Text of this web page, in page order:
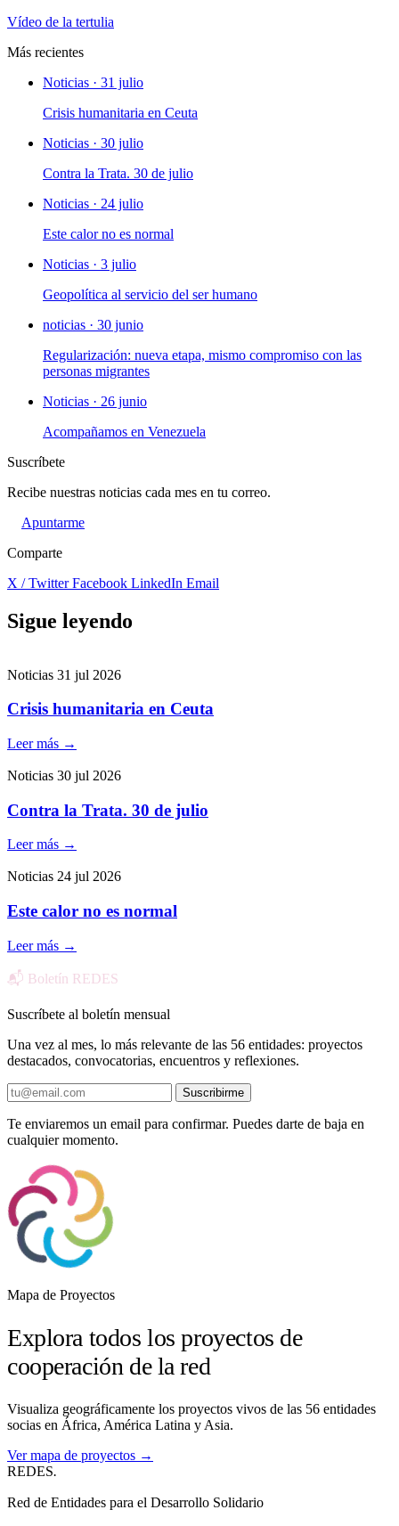
Vídeo de la tertulia
Más recientes
Noticias · 31 julio
Crisis humanitaria en Ceuta
Noticias · 30 julio
Contra la Trata. 30 de julio
Noticias · 24 julio
Este calor no es normal
Noticias · 3 julio
Geopolítica al servicio del ser humano
noticias · 30 junio
Regularización: nueva etapa, mismo compromiso con las
personas migrantes
Noticias · 26 junio
Acompañamos en Venezuela
Suscríbete
Recibe nuestras noticias cada mes en tu correo.
Apuntarme
Comparte
X / TwitterFacebook LinkedIn Email
Sigue leyendo
Noticias 31 jul 2026
Crisis humanitaria en Ceuta
Leer más →
Noticias 30 jul 2026
Contra la Trata. 30 de julio
Leer más →
Noticias 24 jul 2026
Este calor no es normal
Leer más →
📬 Boletín REDES
Suscríbete al boletín mensual
Una vez al mes, lo más relevante de las 56 entidades: proyectos
destacados, convocatorias, encuentros y reflexiones.
Suscribirme
Te enviaremos un email para confirmar. Puedes darte de baja en
cualquier momento.
Mapa de Proyectos
Explora todos los proyectos de
cooperación de la red
Visualiza geográficamente los proyectos vivos de las 56 entidades
socias en África, América Latina y Asia.
Ver mapa de proyectos →
REDES.
Red de Entidades para el Desarrollo Solidario